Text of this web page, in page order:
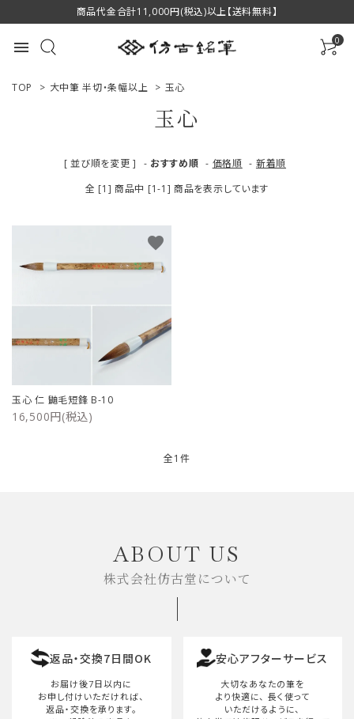
商品代金合計11,000円(税込)以上【送料無料】
menu 0
ACCOUNT MENU
私たちについて
プライバシーポリシー
TOP > 大中筆 半切・条幅以上 > 玉心
玉心
[ 並び順を変更 ] - おすすめ順 - 価格順 - 新着順
全 [1] 商品中 [1-1] 商品を表示しています
玉心 仁 鼬毛短鋒 B-10
16,500円(税込)
favorite
全1件
検索する
ABOUT US
株式会社仿古堂について
返品・交換7日間OK
お届け後7日以内に
お申し付けいただければ、
返品・交換を承ります。
安心アフターサービス
大切なあなたの筆を
より快適に、 長く使って
いただけるように、